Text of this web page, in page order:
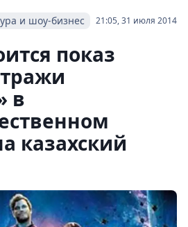
21:05, 31 июля 2014
и шоу-бизнес
показ
в
казахский